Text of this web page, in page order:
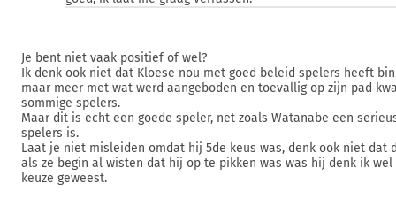
Je bent niet vaak positief of wel?
Ik denk ook niet dat Kloese nou met goed beleid spelers heeft
maar meer met wat werd aangeboden en toevallig op zijn pad
sommige spelers.
Maar dit is echt een goede speler, net zoals Watanabe een
spelers is.
Laat je niet misleiden omdat hij 5de keus was, denk ook niet dat
als ze begin al wisten dat hij op te pikken was was hij denk ik wel
keuze geweest.